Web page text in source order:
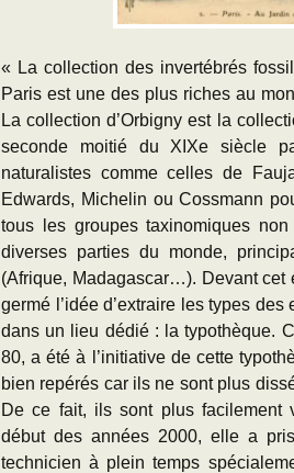
« La collection des invertébrés
Paris est une des plus riches au
La collection d’Orbigny est la
seconde moitié du XIXe siècle
naturalistes comme celles de
Edwards, Michelin ou Cossmann
tous les groupes taxinomiques
diverses parties du monde,
(Afrique, Madagascar…). Devant cet
germé l’idée d’extraire les types
dans un lieu dédié : la typothèque.
80, a été à l’initiative de cette
bien repérés car ils ne sont plus
De ce fait, ils sont plus facilement
début des années 2000, elle a
technicien à plein temps